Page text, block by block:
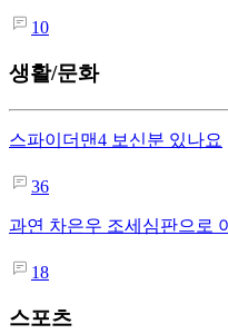
10
생활/문화
스파이더맨4 보신분 있나요
36
과연 차은우 조세심판으로
18
스포츠